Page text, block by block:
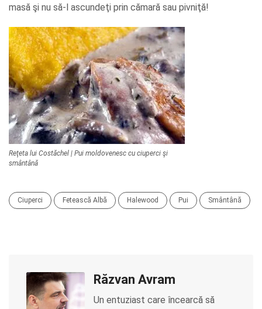
masă şi nu să-l ascundeţi prin cămară sau pivniţă!
Reţeta lui Costăchel | Pui moldovenesc cu ciuperci şi
smântână
Ciuperci Fetească Albă Halewood Pui Smântână
Răzvan Avram
Un entuziast care încearcă să